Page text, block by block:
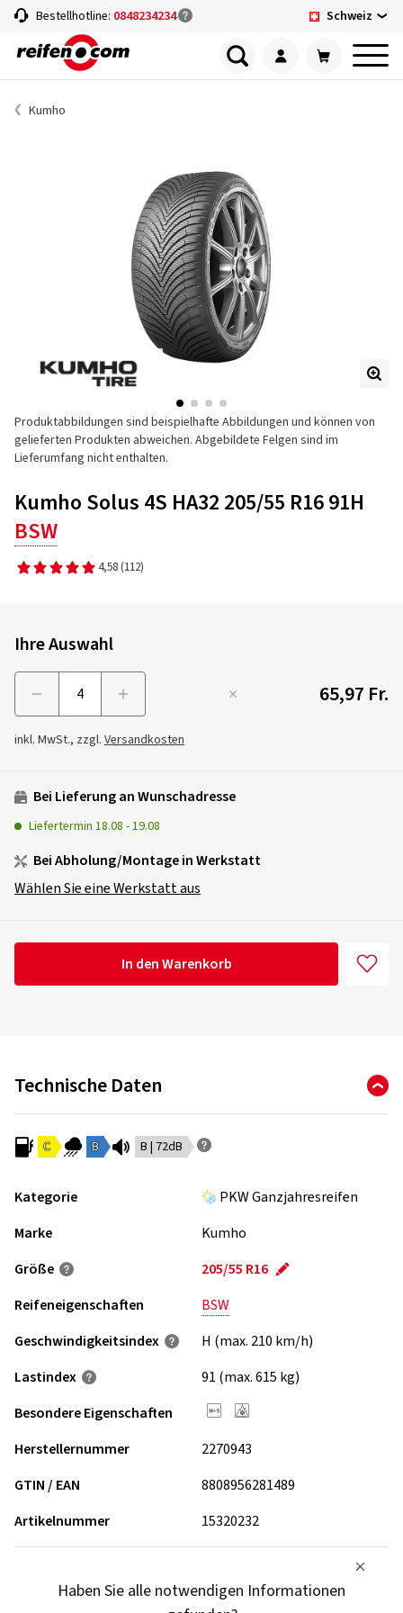
Bestellhotline: 0848234234 Schweiz
Kumho
Produktabbildungen sind beispielhafte Abbildungen und können von
gelieferten Produkten abweichen. Abgebildete Felgen sind im
Lieferumfang nicht enthalten.
Kumho Solus 4S HA32 205/55 R16 91H
BSW
4,58 (112)
Ihre Auswahl
65,97 Fr.
inkl. MwSt., zzgl. Versandkosten
Bei Lieferung an Wunschadresse
Liefertermin 18.08 -19.08
Bei Abholung/Montage in Werkstatt
Wählen Sie eine Werkstatt aus
In den Warenkorb
Technische Daten
C B B | 72dB
Kategorie
PKW Ganzjahresreifen
Marke
Kumho
Größe
205/55 R16
Reifeneigenschaften
BSW
Geschwindigkeits­index
H (max. 210 km/h)
Lastindex
91 (max. 615 kg)
Besondere Eigenschaften
Herstellernummer
2270943
GTIN / EAN
8808956281489
Artikelnummer
15320232
Haben Sie alle notwendigen Informationen